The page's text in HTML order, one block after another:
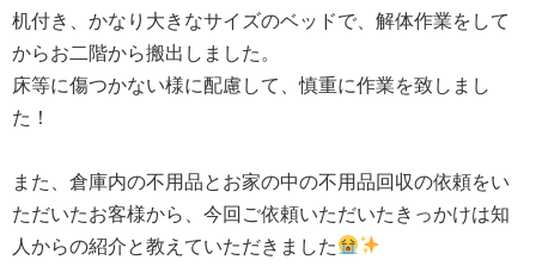
机付き、かなり大きなサイズのベッドで、解体作業をして
からお二階から搬出しました。
床等に傷つかない様に配慮して、慎重に作業を致しまし
た！
また、倉庫内の不用品とお家の中の不用品回収の依頼をい
ただいたお客様から、今回ご依頼いただいたきっかけは知
人からの紹介と教えていただきました